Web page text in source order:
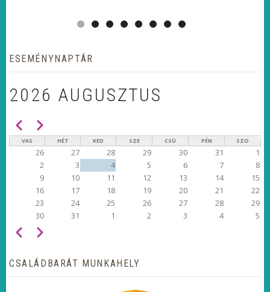
ESEMÉNYNAPTÁR
2026 AUGUSZTUS
OLDALSZÁMOZÁS
Előző Következő
VAS HÉT KED SZE CSÜ PÉN SZO
26 27 28 29 30 31
1
2
3 4 5 6 7
8
9
10 11 12 13 14
15
16
17 18 19 20 21
22
23
24 25 26 27 28
29
30
31 1 2 3 4 5
OLDALSZÁMOZÁS
Előző Következő
CSALÁDBARÁT MUNKAHELY